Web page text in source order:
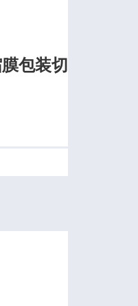
包装切